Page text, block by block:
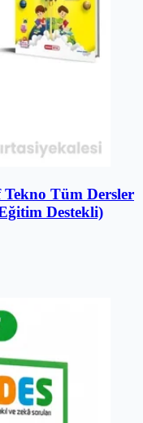
Tekno Tüm Dersler
Destekli)